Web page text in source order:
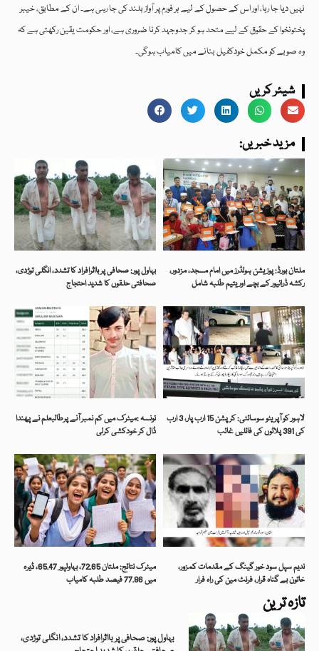
تازہ ترین
بہاول پور: صحافی پر بااثرافراد کا تشدد، انگلی توڑدی،
نہیں دیا جا رہا، اور اس کے حصول کے لیے ہر فورم پر آواز بلند کی جا رہی ہے۔ ان کے مطابق، خیبر
پختونخوا کے حقوق کے لیے متحد ہو کر جدوجہد کرنا ضروری ہے، اور حکومت یقین رکھتی ہے کہ
وہ صوبے کو مکمل خودکفیل بنانے میں کامیاب ہوگی۔
شیئر کریں
:مزید خبریں
بہاول پور: صحافی پر بااثرافراد کا تشدد، انگلی توڑدی،
صحافتی حلقوں کا شدید احتجاج
ملتان بورڈ: پوزیشن ہولڈرز میں امام مسجد، مزدور،
رکشہ ڈرائیور کے بچے اور یتیم طلبہ شامل
تونسہ :میٹرک میں کم نمبر آنے پرطالبعلم نے پھندا
ڈال کر خودکشی کرلی
لاہور کو آپریٹو سوسائٹی: کرپشن 15 ارب پار، 3 ارب
کی 391 پلاٹوں کی فائلیں غائب
میٹرک نتائج: ملتان 72.65، بہاولپور 65.47، ڈیرہ
میں 77.86 فیصد طلبہ کامیاب
ندیم سپل سود خور گینگ کے مقدمات کمزور،
خاتون بے گناہ قرار، فرنٹ مین کی راہ فرار